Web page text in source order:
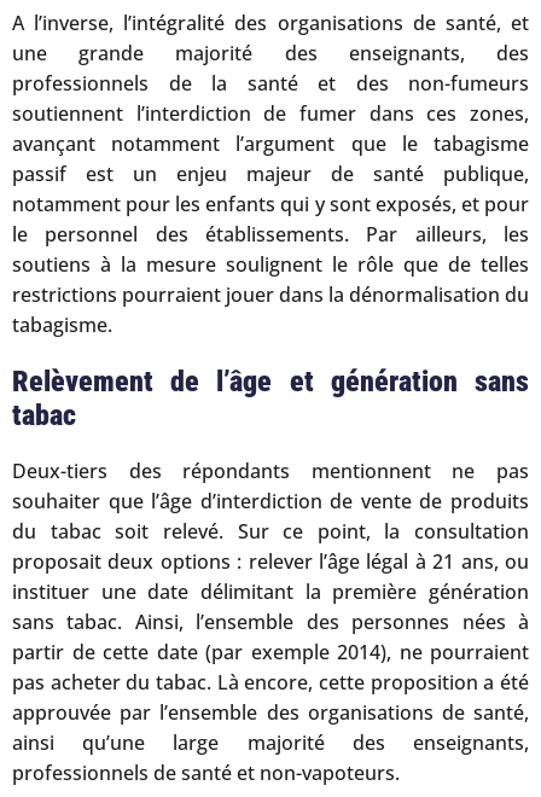
A l’inverse, l’intégralité des organisations de santé, et
une grande majorité des enseignants, des
professionnels de la santé et des non-fumeurs
soutiennent l’interdiction de fumer dans ces zones,
avançant notamment l’argument que le tabagisme
passif est un enjeu majeur de santé publique,
notamment pour les enfants qui y sont exposés, et pour
le personnel des établissements. Par ailleurs, les
soutiens à la mesure soulignent le rôle que de telles
restrictions pourraient jouer dans la dénormalisation du
tabagisme.
Relèvement de l’âge et génération sans
tabac
Deux-tiers des répondants mentionnent ne pas
souhaiter que l’âge d’interdiction de vente de produits
du tabac soit relevé. Sur ce point, la consultation
proposait deux options : relever l’âge légal à 21 ans, ou
instituer une date délimitant la première génération
sans tabac. Ainsi, l’ensemble des personnes nées à
partir de cette date (par exemple 2014), ne pourraient
pas acheter du tabac. Là encore, cette proposition a été
approuvée par l’ensemble des organisations de santé,
ainsi qu’une large majorité des enseignants,
professionnels de santé et non-vapoteurs.